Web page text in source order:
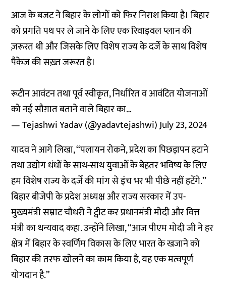
आज के बजट ने बिहार के लोगों को फिर निराश किया है। बिहार
को प्रगति पथ पर ले जाने के लिए एक रिवाइवल प्लान की
ज़रूरत थी और जिसके लिए विशेष राज्य के दर्जे के साथ विशेष
पैकेज की सख़्त जरूरत है।
रूटीन आवंटन तथा पूर्व स्वीकृत, निर्धारित व आवंटित योजनाओं
को नई सौग़ात बताने वाले बिहार का…
— Tejashwi Yadav (@yadavtejashwi)July 23, 2024
यादव ने आगे लिखा, ‘‘पलायन रोकने, प्रदेश का पिछड़ापन हटाने
तथा उद्योग धंधों के साथ-साथ युवाओं के बेहतर भविष्य के लिए
हम विशेष राज्य के दर्जे की मांग से इंच भर भी पीछे नहीं हटेंगे.’’
बिहार बीजेपी के प्रदेश अध्यक्ष और राज्य सरकार में उप-
मुख्यमंत्री सम्राट चौधरी ने ट्वीट कर प्रधानमंत्री मोदी और वित्त
मंत्री का धन्यवाद कहा. उन्होंने लिखा, “आज पीएम मोदी जी ने हर
क्षेत्र में बिहार के स्वर्णिम विकास के लिए भारत के खजाने को
बिहार की तरफ खोलने का काम किया है, यह एक मत्वपूर्ण
योगदान है.”